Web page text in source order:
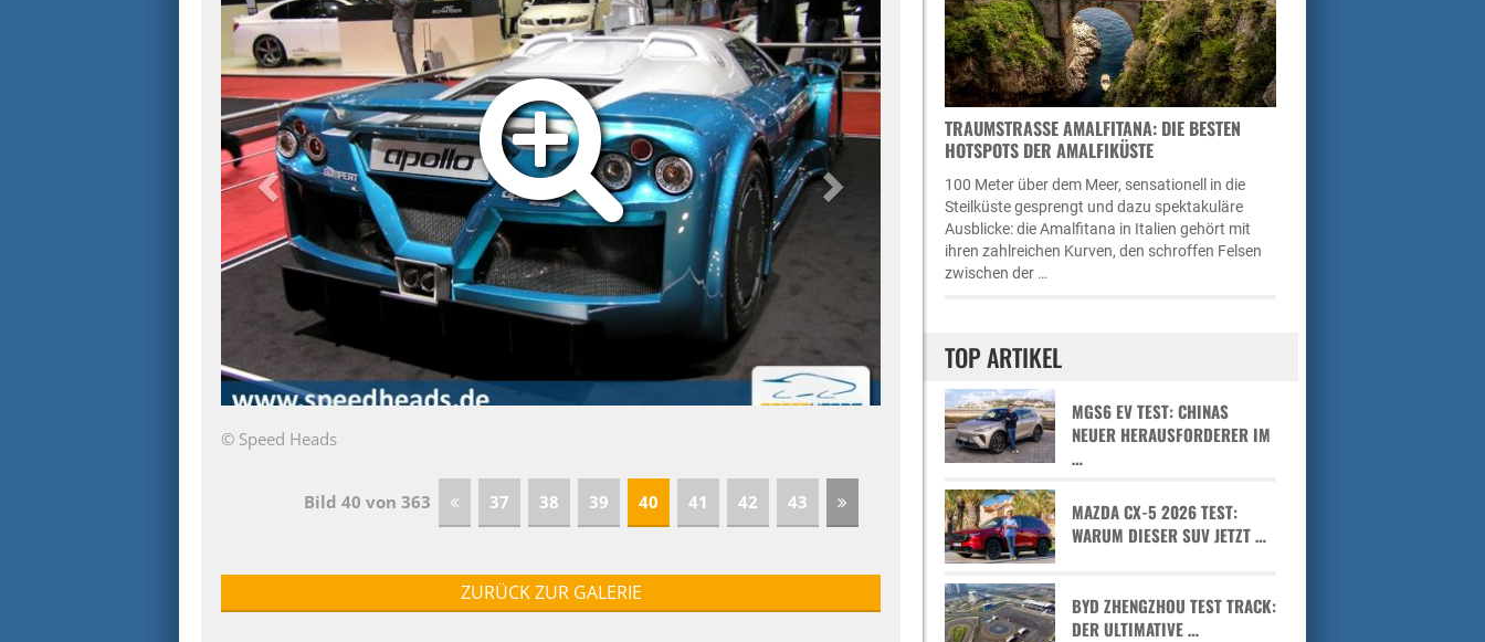
© Speed Heads
Bild 40 von 363 37 38 39 40 41 42 43
ZURÜCK ZUR GALERIE
TRAUMSTRASSE AMALFITANA: DIE BESTEN H
OTSPOTS DER AMALFIKÜSTE
100 Meter über dem Meer, sensationell in die
Steilküste gesprengt und dazu spektakuläre
Ausblicke: die Amalfitana in Italien gehört mit
ihren zahlreichen Kurven, den schroffen Felsen
zwischen der …
TOP ARTIKEL
MGS6 EV TEST: CHINAS
NEUER HERAUSFORDERER IM
…
MAZDA CX-5 2026 TEST:
WARUM DIESER SUV JETZT …
BYD ZHENGZHOU TEST TRACK:
DER ULTIMATIVE …